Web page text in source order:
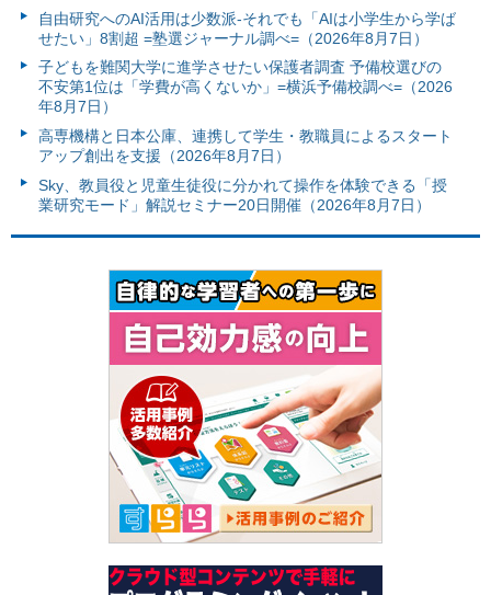
自由研究へのAI活用は少数派-それでも「AIは小学生から学ば
せたい」8割超 =塾選ジャーナル調べ=（2026年8月7日）
子どもを難関大学に進学させたい保護者調査 予備校選びの
不安第1位は「学費が高くないか」=横浜予備校調べ=（2026
年8月7日）
高専機構と日本公庫、連携して学生・教職員によるスタート
アップ創出を支援（2026年8月7日）
Sky、教員役と児童生徒役に分かれて操作を体験できる「授
業研究モード」解説セミナー20日開催（2026年8月7日）